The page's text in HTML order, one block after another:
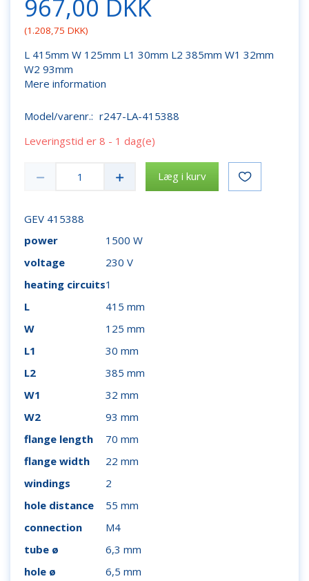
967,00 DKK
(1.208,75 DKK)
L 415mm W 125mm L1 30mm L2 385mm W1 32mm
W2 93mm
Mere information
Model/varenr.: r247-LA-415388
Leveringstid er 8 - 1 dag(e)
Læg i kurv
GEV 415388
power
1500 W
voltage
230 V
heating circuits1
L
415 mm
W
125 mm
L1
30 mm
L2
385 mm
W1
32 mm
W2
93 mm
flange length
70 mm
flange width
22 mm
windings
2
hole distance
55 mm
connection
M4
tube ø
6,3 mm
hole ø
6,5 mm